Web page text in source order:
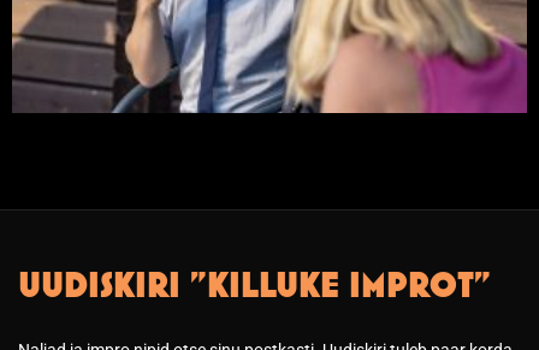
UUDISKIRI "KILLUKE IMPROT"